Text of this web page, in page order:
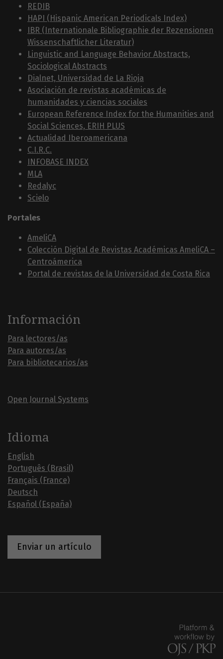
REDIB
HAPI (Hispanic American Periodicals Index)
IBR (Internationale Bibliographie der Rezensionen
Wissenschaftlicher Literatur)
Linguistic and Language Behavior Abstracts,
Sociological Abstracts
Dialnet, Universidad de La Rioja
Asociación de revistas académicas de
humanidades y ciencias sociales
European Reference Index for the Humanities and
Social Sciences, ERIH PLUS
Actualidad Iberoamericana
C.I.R.C.
INFOBASE INDEX
MLA
Redalyc
Scielo
Portales
AmeliCA
Colección Digital de Revistas Académicas AmeliCA –
Centroámerica
Portal de revistas de la Universidad de Costa Rica
Información
Para lectores/as
Para autores/as
Para bibliotecarios/as
Open Journal Systems
Idioma
English
Português (Brasil)
Français (France)
Deutsch
Español (España)
Enviar un artículo